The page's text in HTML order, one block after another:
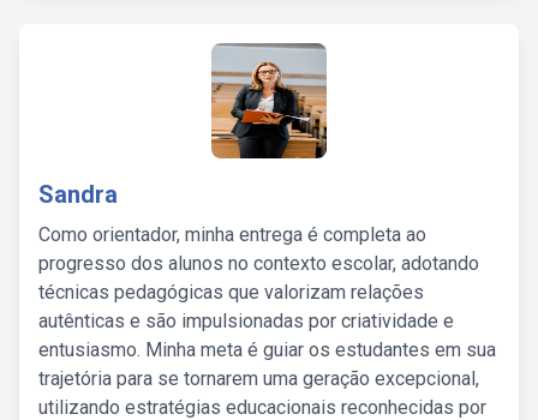
Sandra
Como orientador, minha entrega é completa ao
progresso dos alunos no contexto escolar, adotando
técnicas pedagógicas que valorizam relações
autênticas e são impulsionadas por criatividade e
entusiasmo. Minha meta é guiar os estudantes em sua
trajetória para se tornarem uma geração excepcional,
utilizando estratégias educacionais reconhecidas por